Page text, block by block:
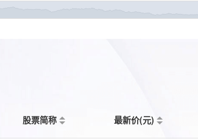
股票简称 最新价(元)